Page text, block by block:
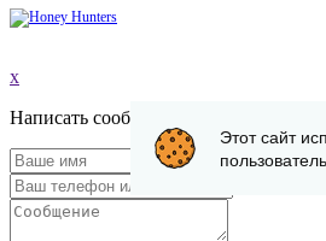
x
Написать сообщение
Этот сайт